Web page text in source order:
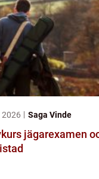
2026 Saga Vinde
jägarexamen